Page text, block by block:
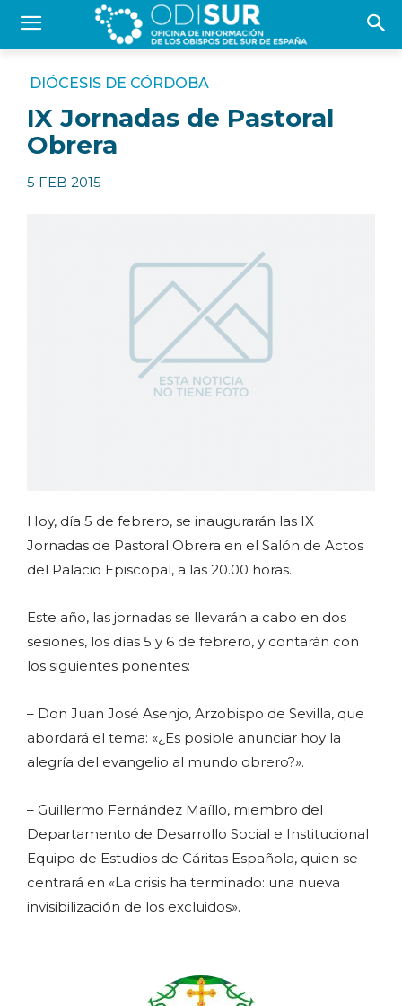
DIÓCESIS DE CÓRDOBA
IX Jornadas de Pastoral
Obrera
5 FEB 2015
Hoy, día 5 de febrero, se inaugurarán las IX
Jornadas de Pastoral Obrera en el Salón de Actos
del Palacio Episcopal, a las 20.00 horas.
Este año, las jornadas se llevarán a cabo en dos
sesiones, los días 5 y 6 de febrero, y contarán con
los siguientes ponentes:
– Don Juan José Asenjo, Arzobispo de Sevilla, que
abordará el tema: «¿Es posible anunciar hoy la
alegría del evangelio al mundo obrero?».
– Guillermo Fernández Maíllo, miembro del
Departamento de Desarrollo Social e Institucional
Equipo de Estudios de Cáritas Española, quien se
centrará en «La crisis ha terminado: una nueva
invisibilización de los excluidos».